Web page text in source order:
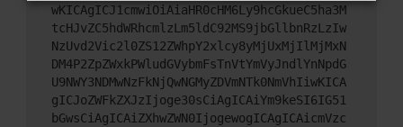
wKICAgICJ1cmwiOiAiaHR0cHM6Ly9hcGkueC5ha3M
tcHJvZC5hdWRhcmlzLm5ldC92MS9jbGllbnRzLzIw
NzUvd2Vic2l0ZS12ZWhpY2xlcy8yMjUxMjIlMjMxN
DM4P2ZpZWxkPWludGVybmFsTnVtYmVyJndlYnNpdG
U9NWY3NDMwNzFkNjQwNGMyZDVmNTk0NmVhIiwKICA
gICJoZWFkZXJzIjoge30sCiAgICAiYm9keSI6IG51
bGwsCiAgICAiZXhwZWN0IjogewogICAgICAicmVzc